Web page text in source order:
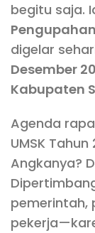
begitu saja.
digelar
Desember
Kabupaten
Agenda
UMSK
Angkanya?
pemerintah,